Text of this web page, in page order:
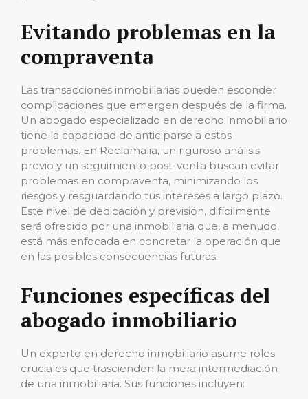
Evitando problemas en la
compraventa
Las transacciones inmobiliarias pueden esconder
complicaciones que emergen después de la firma.
Un abogado especializado en derecho inmobiliario
tiene la capacidad de anticiparse a estos
problemas. En Reclamalia, un riguroso análisis
previo y un seguimiento post-venta buscan evitar
problemas en compraventa, minimizando los
riesgos y resguardando tus intereses a largo plazo.
Este nivel de dedicación y previsión, difícilmente
será ofrecido por una inmobiliaria que, a menudo,
está más enfocada en concretar la operación que
en las posibles consecuencias futuras.
Funciones específicas del
abogado inmobiliario
Un experto en derecho inmobiliario asume roles
cruciales que trascienden la mera intermediación
de una inmobiliaria. Sus funciones incluyen: